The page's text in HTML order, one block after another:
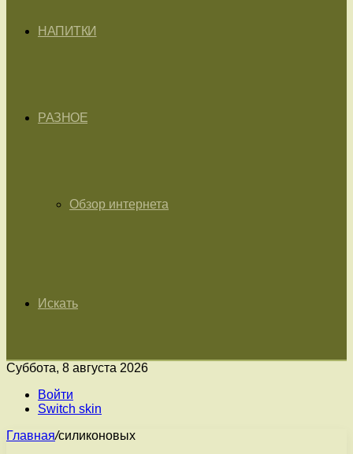
НАПИТКИ
РАЗНОЕ
Обзор интернета
Искать
Суббота, 8 августа 2026
Войти
Switch skin
Главная/силиконовых